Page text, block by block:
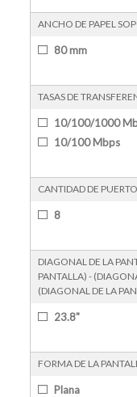
Switches
Tabletas
ANCHO DE PAPEL
80 mm
TASAS DE
10/100/1000
10/100 Mbps
CANTIDAD DE
8
DIAGONAL DE LA
PANTALLA) -
(DIAGONAL DE LA
23.8"
FORMA DE LA
Plana